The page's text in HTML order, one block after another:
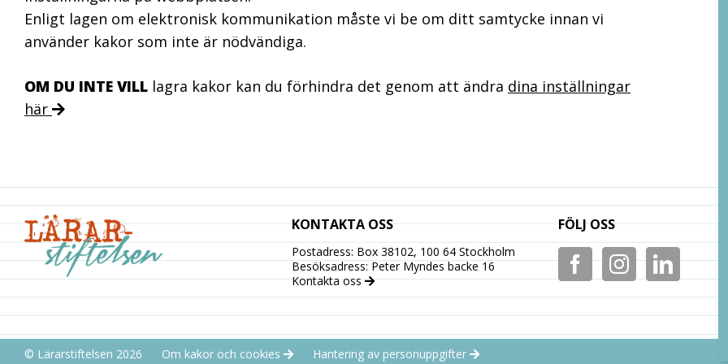
Enligt lagen om elektronisk kommunikation måste vi be om ditt samtycke innan vi
använder kakor som inte är nödvändiga.
OM DU INTE VILL lagra kakor kan du förhindra det genom att ändra dina inställningar
här
KONTAKTA OSS
Postadress: Box 38102, 100 64 Stockholm
Besöksadress: Peter Myndes backe 16
Kontakta oss
FÖLJ OSS
© Lärarstiftelsen 2026 Om kakor och cookies Hantering av personuppgifter
kakor aktiverar
de
webben, som till
exempel
överhuvudtaget
ska fungera och
de går inte att
välja bort.
STATISTIK